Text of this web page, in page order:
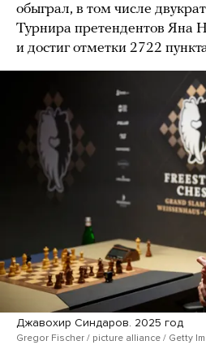
обыграл, в том числе
Турнира претендентов Яна
и достиг отметки 2722
Джавохир Синдаров. 2025 год
Gregor Fischer / picture alliance / Getty